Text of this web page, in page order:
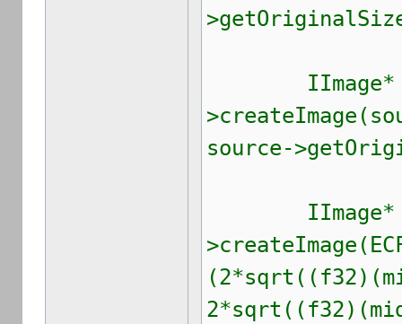
IImage*
source-
IImage*